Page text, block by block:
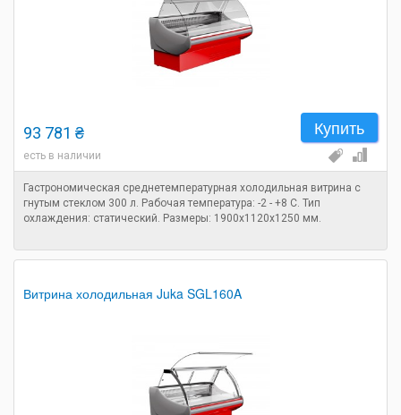
Купить
93 781 ₴
есть в наличии
Гастрономическая среднетемпературная холодильная витрина с
гнутым стеклом 300 л. Рабочая температура: -2 - +8 C. Тип
охлаждения: статический. Размеры: 1900х1120х1250 мм.
Витрина холодильная Juka SGL160A